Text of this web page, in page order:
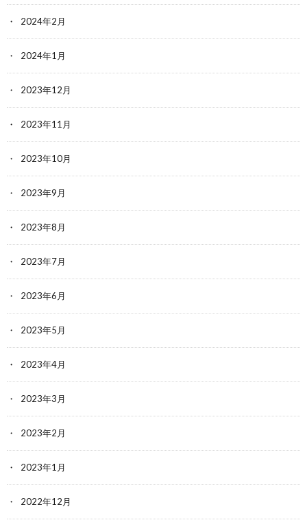
2024年2月
2024年1月
2023年12月
2023年11月
2023年10月
2023年9月
2023年8月
2023年7月
2023年6月
2023年5月
2023年4月
2023年3月
2023年2月
2023年1月
2022年12月